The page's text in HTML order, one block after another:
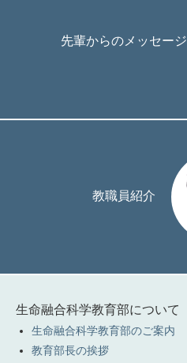
先輩からのメッセージ
教職員紹介
生命融合科学教育部について
生命融合科学教育部のご案内
教育部長の挨拶